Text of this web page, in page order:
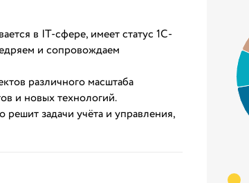
в IT-сфере, имеет статус 1С-
и сопровождаем
различного масштаба
и новых технологий.
задачи учёта и управления,